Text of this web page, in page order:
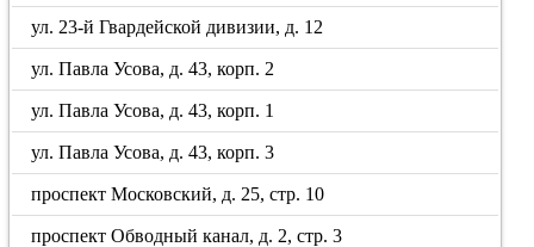
ул. 23-й Гвардейской дивизии, д. 12
ул. Павла Усова, д. 43, корп. 2
ул. Павла Усова, д. 43, корп. 1
ул. Павла Усова, д. 43, корп. 3
проспект Московский, д. 25, стр. 10
проспект Обводный канал, д. 2, стр. 3